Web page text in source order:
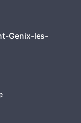
Genix-les-